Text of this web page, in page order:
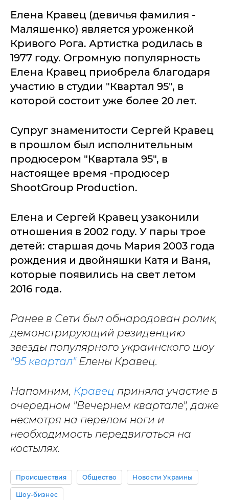
Елена Кравец (девичья фамилия -
Маляшенко) является уроженкой
Кривого Рога. Артистка родилась в
1977 году. Огромную популярность
Елена Кравец приобрела благодаря
участию в студии "Квартал 95", в
которой состоит уже более 20 лет.
Супруг знаменитости Сергей Кравец
в прошлом был исполнительным
продюсером "Квартала 95", в
настоящее время -продюсер
ShootGroup Production.
Елена и Сергей Кравец узаконили
отношения в 2002 году. У пары трое
детей: старшая дочь Мария 2003 года
рождения и двойняшки Катя и Ваня,
которые появились на свет летом
2016 года.
Ранее в Сети был обнародован ролик,
демонстрирующий резиденцию
звезды популярного украинского шоу
"95 квартал"Елены Кравец.
Напомним, Кравец приняла участие в
очередном "Вечернем квартале", даже
несмотря на перелом ноги и
необходимость передвигаться на
костылях.
Происшествия Общество Новости Украины
Шоу-бизнес